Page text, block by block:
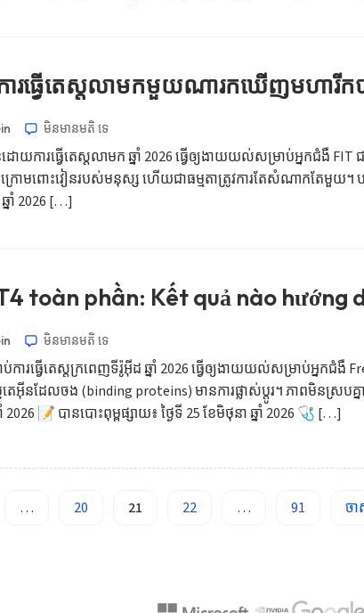
ារធ្វើតេស្តលាមកមួយណារកឃើញមហារីក
មិនមាន​មតិ​ ទេ
ោយការធ្វើតេស្តលាមក ឆ្នាំ 2026 ធ្វើឲ្យងាយយល់សម្រាប់អ្នកជំងឺ
ោមពោះវៀនរបស់មនុស្ស ហើយជាធម្មតាត្រូវការតែសំណាកតែមួយ។ បញ្
នាំ 2026 […]
toàn phần: Kết quả nào hướng
មិនមាន​មតិ​ ទេ
រធ្វើតេស្តក្រពេញទីរ៉ូអ៊ីដ ឆ្នាំ 2026 ធ្វើឲ្យងាយយល់សម្រាប់អ្នកជំងឺ
អ៊ីនដែលចង (binding proteins) មានការផ្លាស់ប្តូរ។ ភាពមិនស្រ
2026 📝 បានបោះពុម្ពផ្សាយ៖ ថ្ងៃទី 25 ខែមិថុនា ឆ្នាំ 2026 🩺 […]
… 20 21 22 … 91 ច